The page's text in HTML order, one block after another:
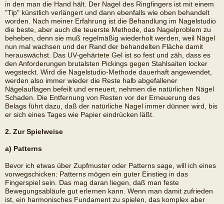
in den man die Hand hält. Der Nagel des Ringfingers ist mit einem
"Tip" künstlich verlängert und dann ebenfalls wie oben behandelt
worden. Nach meiner Erfahrung ist die Behandlung im Nagelstudio
die beste, aber auch die teuerste Methode, das Nagelproblem zu
beheben, denn sie muß regelmäßig wiederholt werden, weil Nägel
nun mal wachsen und der Rand der behandelten Fläche damit
herauswächst. Das UV-gehärtete Gel ist so fest und zäh, dass es
den Anforderungen brutalsten Pickings gegen Stahlsaiten locker
wegsteckt. Wird die Nagelstudio-Methode dauerhaft angewendet,
werden also immer wieder die Reste halb abgefallener
Nägelauflagen befeilt und erneuert, nehmen die natürlichen Nägel
Schaden. Die Entfernung von Resten vor der Erneuerung des
Belags führt dazu, daß der natürliche Nagel immer dünner wird, bis
er sich eines Tages wie Papier eindrücken läßt.
2. Zur Spielweise
a) Patterns
Bevor ich etwas über Zupfmuster oder Patterns sage, will ich eines
vorwegschicken: Patterns mögen ein guter Einstieg in das
Fingerspiel sein. Das mag daran liegen, daß man feste
Bewegungsabläufe gut erlernen kann. Wenn man damit zufrieden
ist, ein harmonisches Fundament zu spielen, das komplex aber